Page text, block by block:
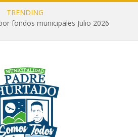
TRENDING
fondos municipales Julio 2026